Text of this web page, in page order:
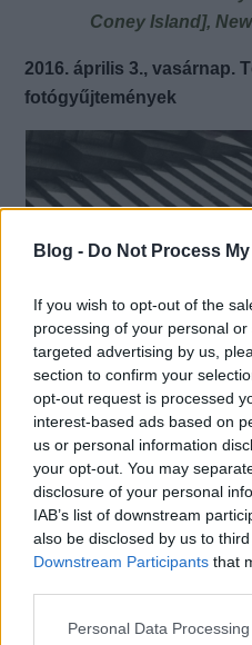
Blog - Do Not Process
If you wish to opt-out of the
processing of your personal
targeted advertising by us,
section to confirm your
opt-out request is processed
interest-based ads based on
us or personal information
your opt-out. You may
disclosure of your personal
IAB’s list of downstream
also be disclosed by us to
Downstream Participants that
Please note that this website/
Personal Data
Coney Island],
2016. április 3., vasárnap.
fotógyűjtemények
Fotó:Alexander
Moscow
(forrás:artblart.com ,
Köszönjük a támogató,